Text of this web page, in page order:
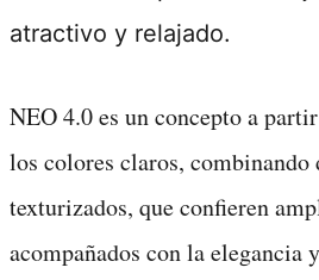
atractivo y relajado.
NEO 4.0 es un concepto a
los colores claros, combinando
texturizados, que confieren
acompañados con la elegancia